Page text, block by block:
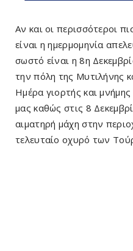
Αν και οι περισσότεροι
είναι η ημερμομηνία
σωστό είναι η 8η
την πόλη της Μυτιλήνης
Ημέρα γιορτής και
μας καθώς στις 8
αιματηρή μάχη στην
τελευταίο οχυρό των